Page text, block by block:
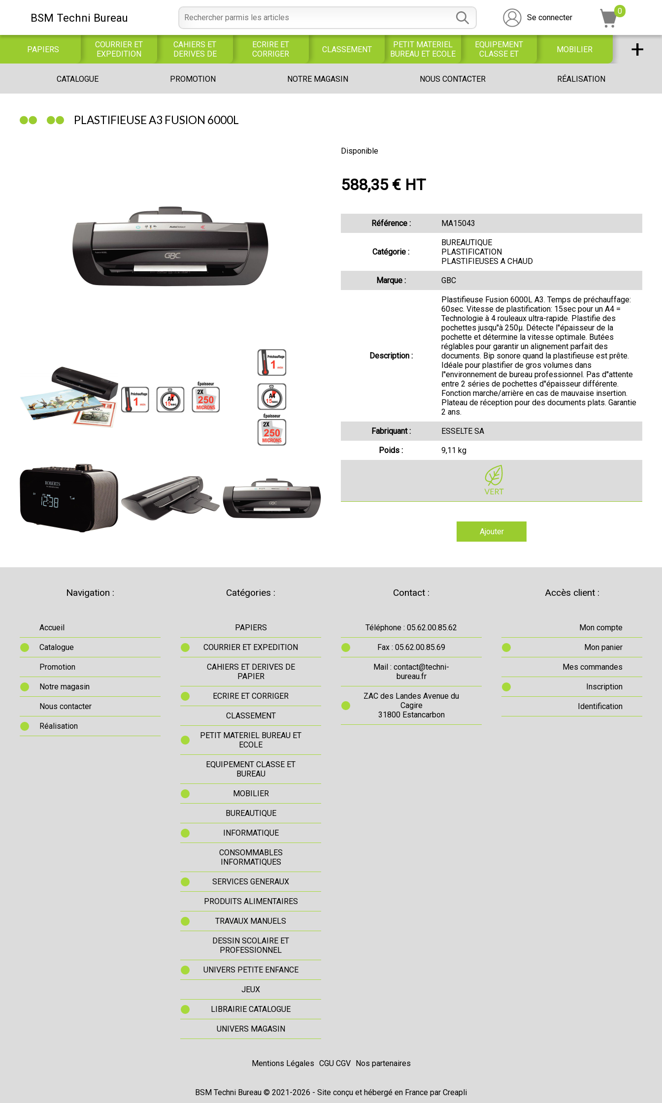
BSM Techni Bureau Se connecter
0
PAPIERS
COURRIER ET
EXPEDITION
CAHIERS ET
DERIVES DE
PAPIER
ECRIRE ET
CORRIGER
CLASSEMENT
PETIT MATERIEL
BUREAU ET ECOLE
EQUIPEMENT
CLASSE ET
BUREAU
MOBILIER
BUREAUTIQUE INFORMATIQUE
INFORMATIQUES
ALIMENTAIRES
MANUELS
PROFESSIONNEL
UNIVERS PETITE
ENFANCE
+
CATALOGUE PROMOTION NOTRE MAGASIN NOUS CONTACTER RÉALISATION
PLASTIFIEUSE A3 FUSION 6000L
Disponible
588,35 € HT
Référence : MA15043
Catégorie :
BUREAUTIQUE
PLASTIFICATION
PLASTIFIEUSES A CHAUD
Marque : GBC
Description :
Plastifieuse Fusion 6000L A3. Temps de préchauffage:
60sec. Vitesse de plastification: 15sec pour un A4 =
Technologie à 4 rouleaux ultra-rapide. Plastifie des
pochettes jusqu''à 250µ. Détecte l''épaisseur de la
pochette et détermine la vitesse optimale. Butées
réglables pour garantir un alignement parfait des
documents. Bip sonore quand la plastifieuse est prête.
Idéale pour plastifier de gros volumes dans
l''environnement de bureau professionnel. Pas d''attente
entre 2 séries de pochettes d''épaisseur différente.
Fonction marche/arrière en cas de mauvaise insertion.
Plateau de réception pour des documents plats. Garantie
2 ans.
Fabriquant : ESSELTE SA
Poids : 9,11 kg
Ajouter
Navigation :
Accueil
Catalogue
Promotion
Notre magasin
Nous contacter
Réalisation
Catégories :
PAPIERS
COURRIER ET EXPEDITION
CAHIERS ET DERIVES DE
PAPIER
ECRIRE ET CORRIGER
CLASSEMENT
PETIT MATERIEL BUREAU ET
ECOLE
EQUIPEMENT CLASSE ET
BUREAU
MOBILIER
BUREAUTIQUE
INFORMATIQUE
CONSOMMABLES
INFORMATIQUES
SERVICES GENERAUX
PRODUITS ALIMENTAIRES
TRAVAUX MANUELS
DESSIN SCOLAIRE ET
PROFESSIONNEL
UNIVERS PETITE ENFANCE
JEUX
LIBRAIRIE CATALOGUE
UNIVERS MAGASIN
Contact :
Téléphone : 05.62.00.85.62
Fax : 05.62.00.85.69
Mail : contact@techni-
bureau.fr
ZAC des Landes Avenue du
Cagire
31800 Estancarbon
Accès client :
Mon compte
Mon panier
Mes commandes
Inscription
Identification
Mentions Légales CGU CGV Nos partenaires
BSM Techni Bureau © 2021-2026 - Site conçu et hébergé en France par Creapli